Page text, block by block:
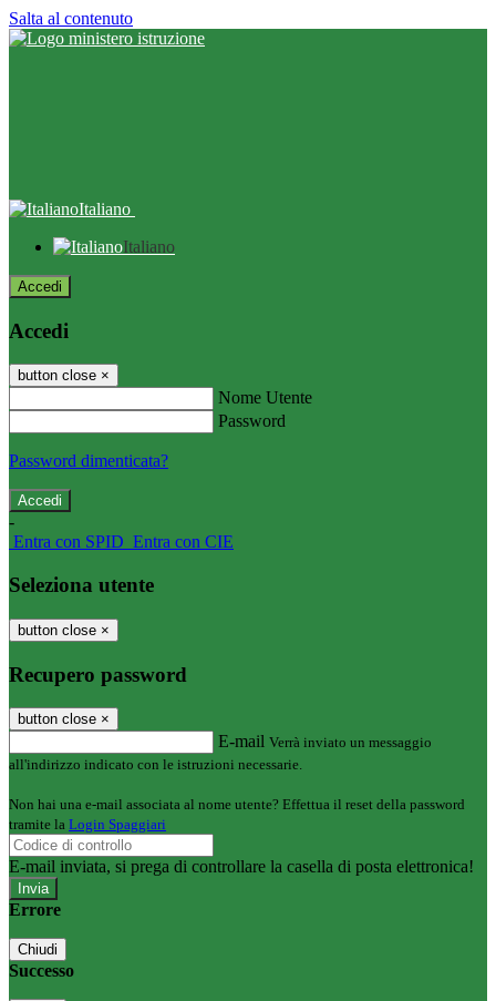
Salta al contenuto
Italiano
Italiano
Accedi
Accedi
button close ×
Nome Utente
Password
Password dimenticata?
-
Entra con SPID Entra con CIE
Seleziona utente
button close ×
Recupero password
button close ×
E-mail Verrà inviato un messaggio
all'indirizzo indicato con le istruzioni necessarie.
Non hai una e-mail associata al nome utente? Effettua il reset della password
tramite la Login Spaggiari
E-mail inviata, si prega di controllare la casella di posta elettronica!
Errore
Chiudi
Successo